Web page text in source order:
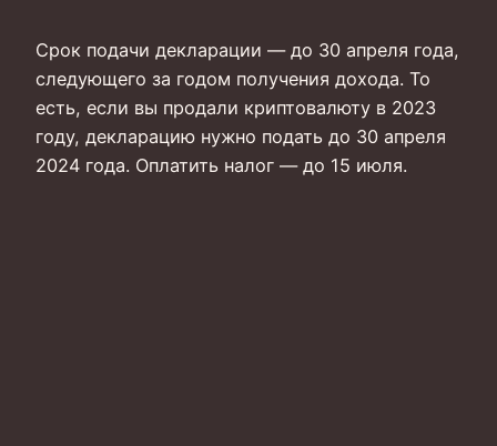
Срок подачи декларации — до 30 апреля года,
следующего за годом получения дохода. То
есть, если вы продали криптовалюту в 2023
году, декларацию нужно подать до 30 апреля
2024 года. Оплатить налог — до 15 июля.